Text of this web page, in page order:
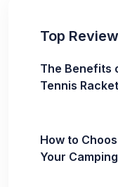
Top
The Benefits
Tennis
How to
Your